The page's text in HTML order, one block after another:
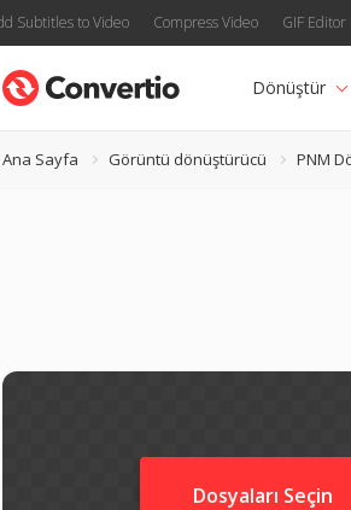
Subtitles to Video Compress Video GIF Editor
Dönüştür
Ana Sayfa Görüntü dönüştürücü PNM
Dosyaları Seçin